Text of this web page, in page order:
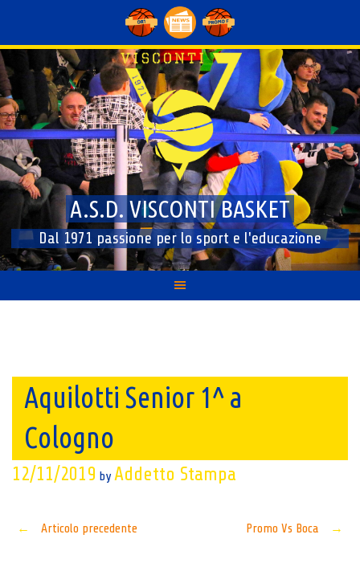
content
A.S.D. VISCONTI BASKET
Dal 1971 passione per lo sport e l'educazione
Aquilotti Senior 1^ a
Cologno
12/11/2019 by Addetto Stampa
Post
← Articolo precedente Promo Vs Boca →